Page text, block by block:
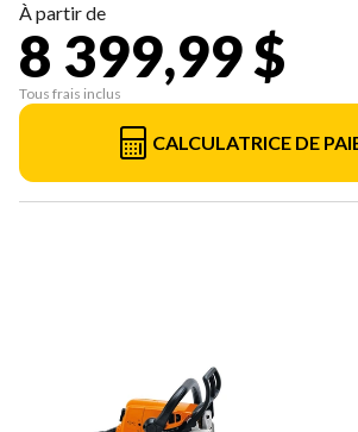
À partir de
8 399,99 $
Tous frais inclus
CALCULATRICE DE